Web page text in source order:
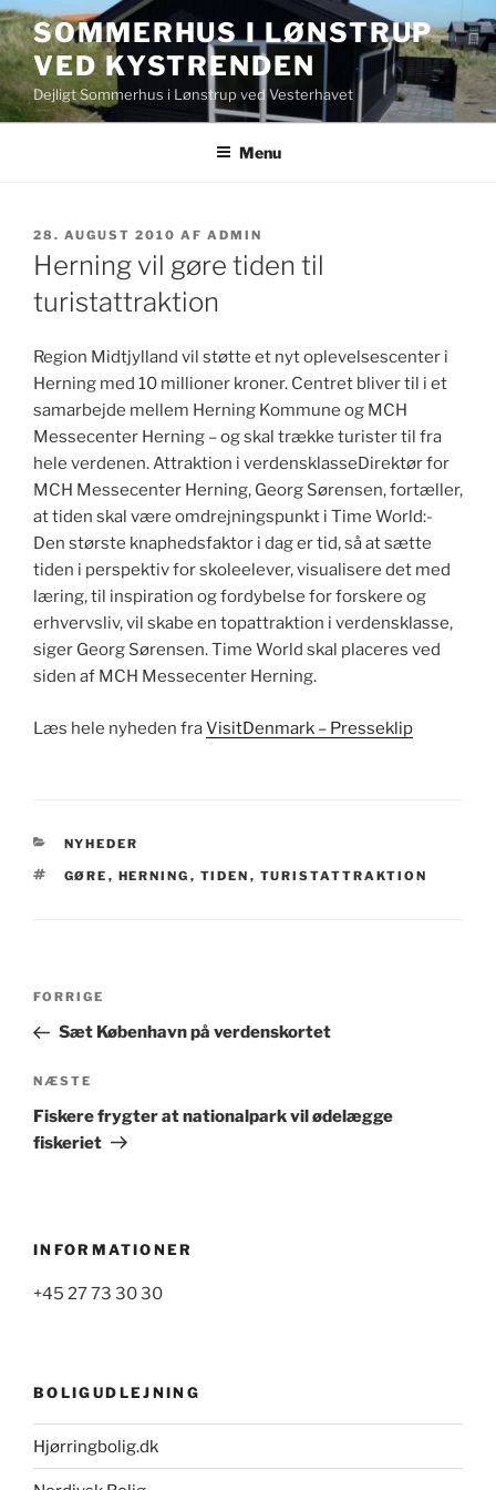
Videre
til
indhold
SOMMERHUS I LØNSTRUP
VED KYSTRENDEN
Dejligt Sommerhus i Lønstrup ved Vesterhavet
Menu
UDGIVET
DEN
28. AUGUST 2010 AF ADMIN
Herning vil gøre tiden til
turistattraktion
Region Midtjylland vil støtte et nyt oplevelsescenter i
Herning med 10 millioner kroner. Centret bliver til i et
samarbejde mellem Herning Kommune og MCH
Messecenter Herning – og skal trække turister til fra
hele verdenen. Attraktion i verdensklasseDirektør for
MCH Messecenter Herning, Georg Sørensen, fortæller,
at tiden skal være omdrejningspunkt i Time World:-
Den største knaphedsfaktor i dag er tid, så at sætte
tiden i perspektiv for skoleelever, visualisere det med
læring, til inspiration og fordybelse for forskere og
erhvervsliv, vil skabe en topattraktion i verdensklasse,
siger Georg Sørensen. Time World skal placeres ved
siden af MCH Messecenter Herning.
Læs hele nyheden fraVisitDenmark – Presseklip
KATEGORIER
NYHEDER
TAGS
GØRE , HERNING , TIDEN , TURISTATTRAKTION
Indlægsnavigation
Forrige
indlæg
FORRIGE
Sæt København på verdenskortet
Næste
indlæg
NÆSTE
Fiskere frygter at nationalpark vil ødelægge
fiskeriet
INFORMATIONER
+45 27 73 30 30
BOLIGUDLEJNING
Hjørringbolig.dk